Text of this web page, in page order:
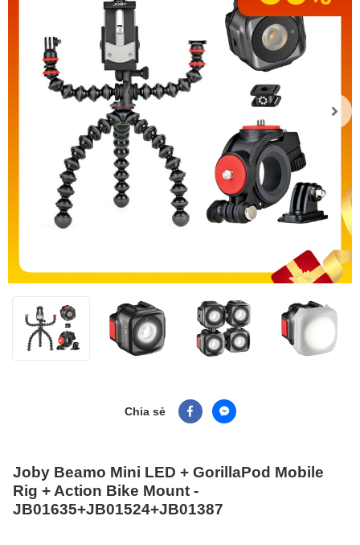
Chia sẻ
Joby Beamo Mini LED + GorillaPod Mobile
Rig + Action Bike Mount -
JB01635+JB01524+JB01387